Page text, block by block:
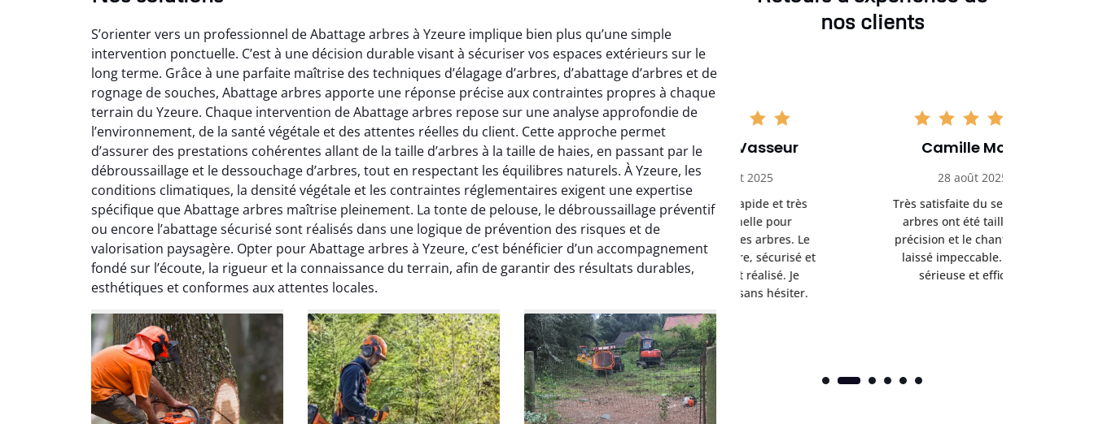
S’orienter vers un professionnel de Abattage arbres à Yzeure implique bien plus qu’une simple
intervention ponctuelle. C’est à une décision durable visant à sécuriser vos espaces extérieurs sur le
long terme. Grâce à une parfaite maîtrise des techniques d’élagage d’arbres, d’abattage d’arbres et de
rognage de souches, Abattage arbres apporte une réponse précise aux contraintes propres à chaque
terrain du Yzeure. Chaque intervention de Abattage arbres repose sur une analyse approfondie de
l’environnement, de la santé végétale et des attentes réelles du client. Cette approche permet
d’assurer des prestations cohérentes allant de la taille d’arbres à la taille de haies, en passant par le
débroussaillage et le dessouchage d’arbres, tout en respectant les équilibres naturels. À Yzeure, les
conditions climatiques, la densité végétale et les contraintes réglementaires exigent une expertise
spécifique que Abattage arbres maîtrise pleinement. La tonte de pelouse, le débroussaillage préventif
ou encore l’abattage sécurisé sont réalisés dans une logique de prévention des risques et de
valorisation paysagère. Opter pour Abattage arbres à Yzeure, c’est bénéficier d’un accompagnement
fondé sur l’écoute, la rigueur et la connaissance du terrain, afin de garantir des résultats durables,
esthétiques et conformes aux attentes locales.
nos clients
Soraya Benali
07 février 2026
Service irréprochable du
début à la fin. Les arbres ont
été parfaitement entretenus
et le nettoyage après
intervention est impeccable.
Je recommande vivement.
Léandro Vasseur
12 juillet 2025
Intervention rapide et très
professionnelle pour
l’élagage de mes arbres. Le
travail est propre, sécurisé et
parfaitement réalisé. Je
Camille Morel
Très satisfaite du service. Les
arbres ont été taillés avec
précision et le chantier a été
laissé impeccable. Équipe
sérieuse et efficace.